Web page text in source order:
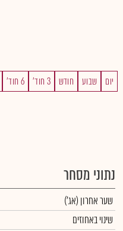
יום שבוע חודש 3 חוד' 6 חוד'
נתוני מסחר
שער אחרון (אג')
שינוי באחוזים